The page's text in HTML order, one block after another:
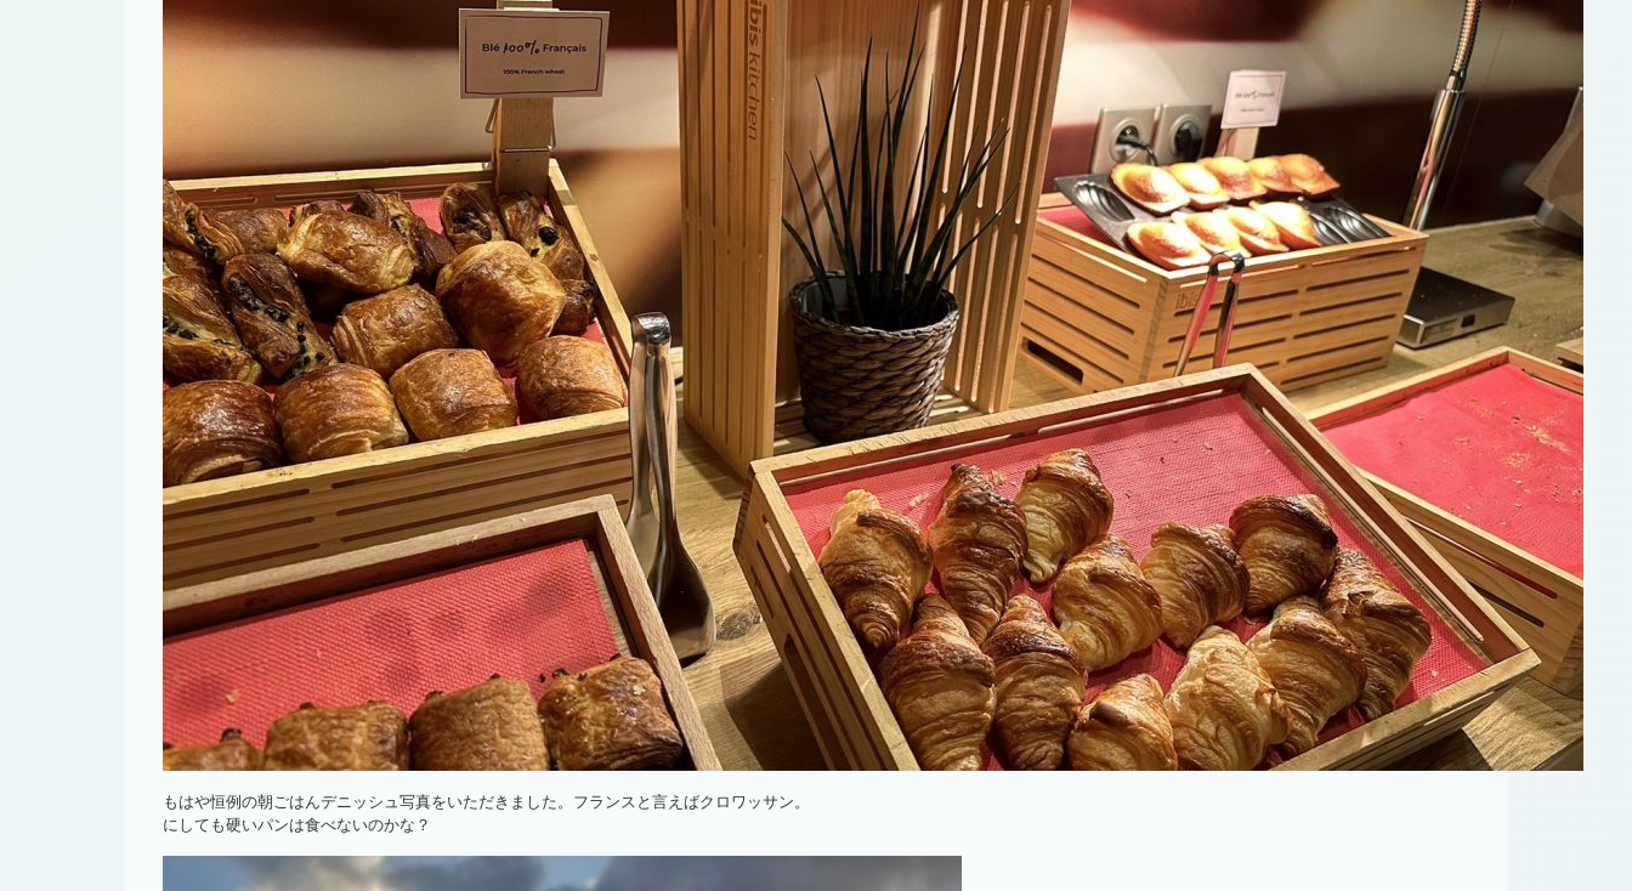
もはや恒例の朝ごはんデニッシュ写真をいただきました。フランスと言えばクロワッサン。
にしても硬いパンは食べないのかな？